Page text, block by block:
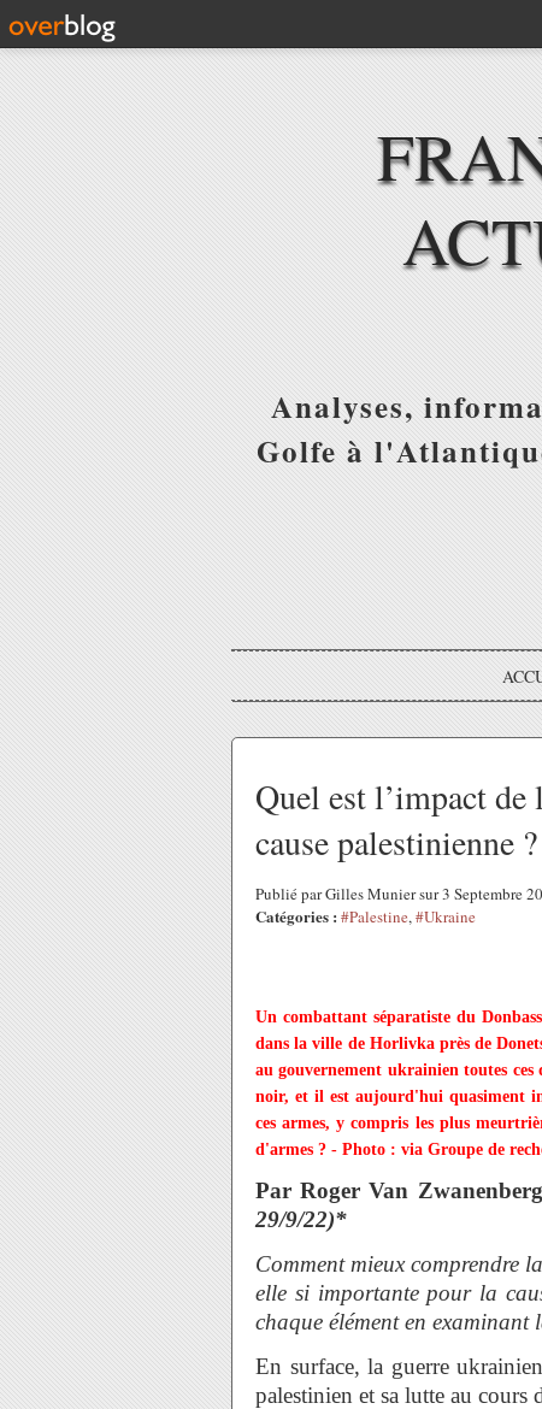
Analyses,
Golfe à
Quel est l’impact
cause palestinienne ?
Publié par Gilles Munier sur 3 Septembre
Catégories : #Palestine,#Ukraine
Un combattant séparatiste du
dans la ville de Horlivka près de
au gouvernement ukrainien toutes
noir, et il est aujourd'hui quasiment
ces armes, y compris les plus
d'armes ? - Photo : via Groupe de
Par Roger Van Zwanenberg
29/9/22)*
Comment mieux comprendre
elle si importante pour la
chaque élément en
En surface, la guerre
palestinien et sa lutte au cours